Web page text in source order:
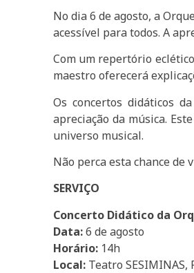
No dia 6 de agosto, a
acessível para todos. A
Com um repertório
maestro oferecerá
Os concertos didáticos
apreciação da música.
universo musical.
Não perca esta chance de
SERVIÇO
Concerto Didático da
Data:6 de agosto
Horário: 14h
Local: Teatro